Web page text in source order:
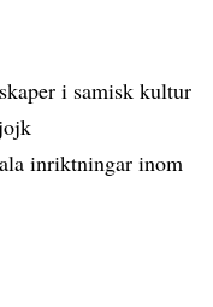
i samisk kultur
inriktningar inom